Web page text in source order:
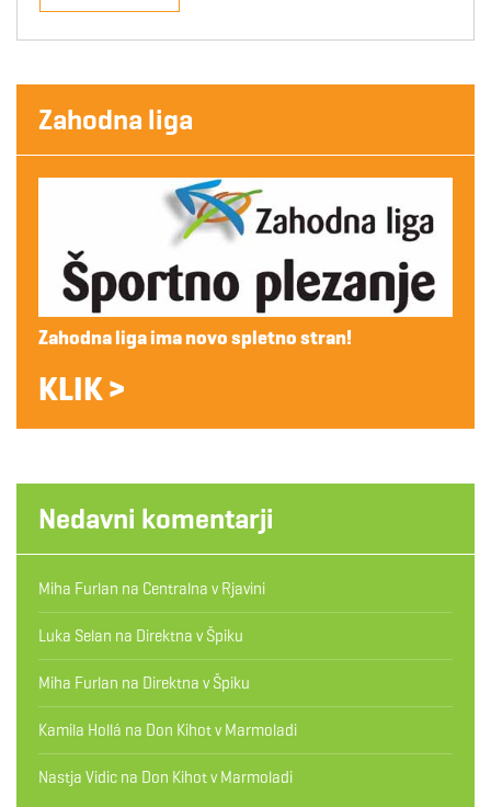
Zahodna liga
Zahodna liga ima novo spletno stran!
KLIK >
Nedavni komentarji
Miha Furlan na Centralna v Rjavini
Luka Selan na Direktna v Špiku
Miha Furlan na Direktna v Špiku
Kamila Hollá na Don Kihot v Marmoladi
Nastja Vidic na Don Kihot v Marmoladi